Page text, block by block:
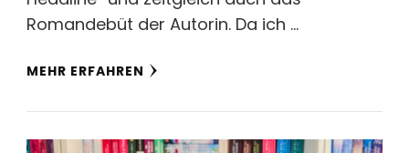
Romandebüt der Autorin. Da ich …
MEHR ERFAHREN